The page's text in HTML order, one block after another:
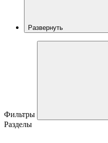
Развернуть
Фильтры
Разделы